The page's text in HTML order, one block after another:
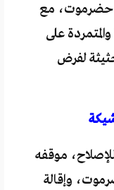
حضرموت، مع
على
لفرض
موقفه
وإقالة